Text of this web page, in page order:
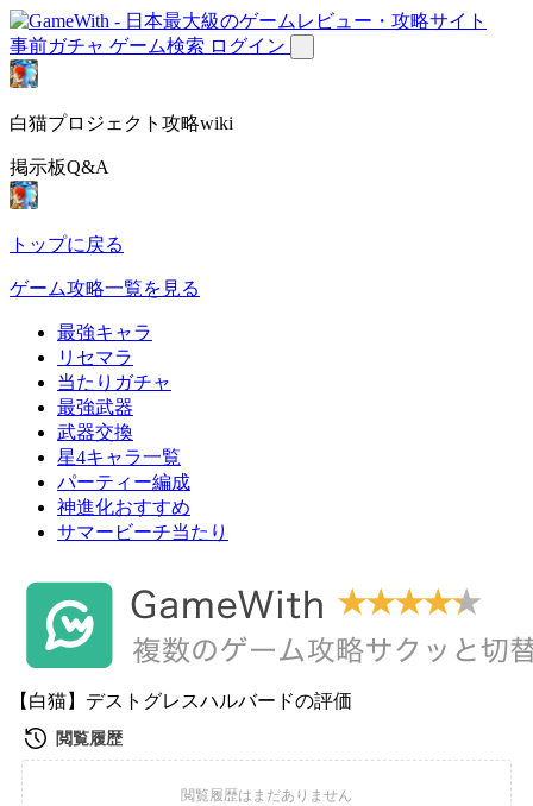
事前ガチャ ゲーム検索 ログイン
白猫プロジェクト攻略wiki
掲示板Q&A
トップに戻る
ゲーム攻略一覧を見る
最強キャラ
リセマラ
当たりガチャ
最強武器
武器交換
星4キャラ一覧
パーティー編成
神進化おすすめ
サマービーチ当たり
【白猫】デストグレスハルバードの評価